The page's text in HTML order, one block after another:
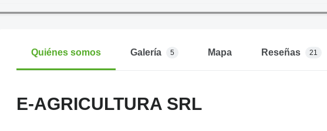
Quiénes somos Galería 5 Mapa Reseñas 21
E-AGRICULTURA SRL